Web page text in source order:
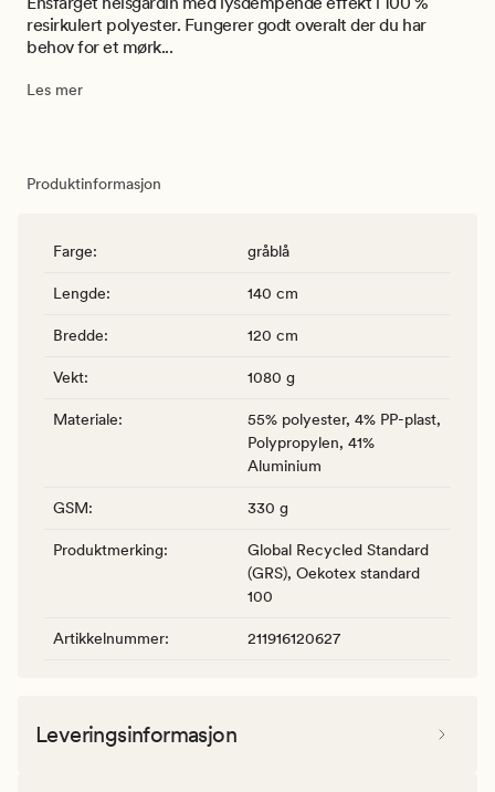
resirkulert polyester. Fungerer godt overalt der du har
behov for et mørk...
Les mer
Produktinformasjon
Farge: gråblå
Lengde: 140 cm
Bredde: 120 cm
Vekt: 1080 g
Materiale:
55% polyester, 4% PP-plast,
Polypropylen, 41%
Aluminium
GSM: 330 g
Produktmerking:
Global Recycled Standard
(GRS), Oekotex standard
100
Artikkelnummer: 211916120627
Leveringsinformasjon